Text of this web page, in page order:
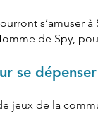
s’amuser
de Spy,
se
jeux de la